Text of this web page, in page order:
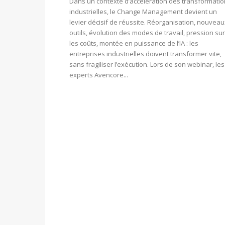
industrielles, le Change Management devient un
levier décisif de réussite. Réorganisation,
outils, évolution des modes de travail, pression sur
les coûts, montée en puissance de l’IA : les
entreprises industrielles doivent transformer vite,
sans fragiliser l’exécution. Lors de son webinar, les
experts Avencore...